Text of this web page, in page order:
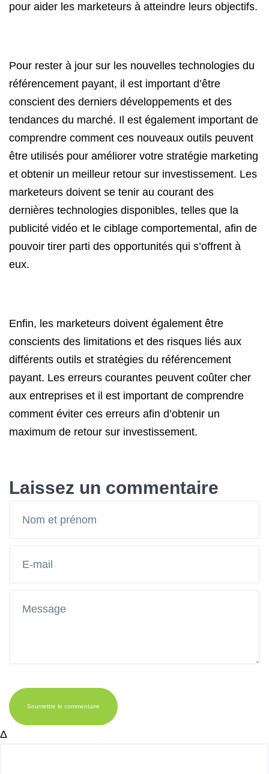
pour aider les marketeurs à atteindre leurs objectifs.
Pour rester à jour sur les nouvelles technologies du
référencement payant, il est important d’être
conscient des derniers développements et des
tendances du marché. Il est également important de
comprendre comment ces nouveaux outils peuvent
être utilisés pour améliorer votre stratégie marketing
et obtenir un meilleur retour sur investissement. Les
marketeurs doivent se tenir au courant des
dernières technologies disponibles, telles que la
publicité vidéo et le ciblage comportemental, afin de
pouvoir tirer parti des opportunités qui s’offrent à
eux.
Enfin, les marketeurs doivent également être
conscients des limitations et des risques liés aux
différents outils et stratégies du référencement
payant. Les erreurs courantes peuvent coûter cher
aux entreprises et il est important de comprendre
comment éviter ces erreurs afin d’obtenir un
maximum de retour sur investissement.
Laissez un commentaire
Soumettre le commentaire
Δ